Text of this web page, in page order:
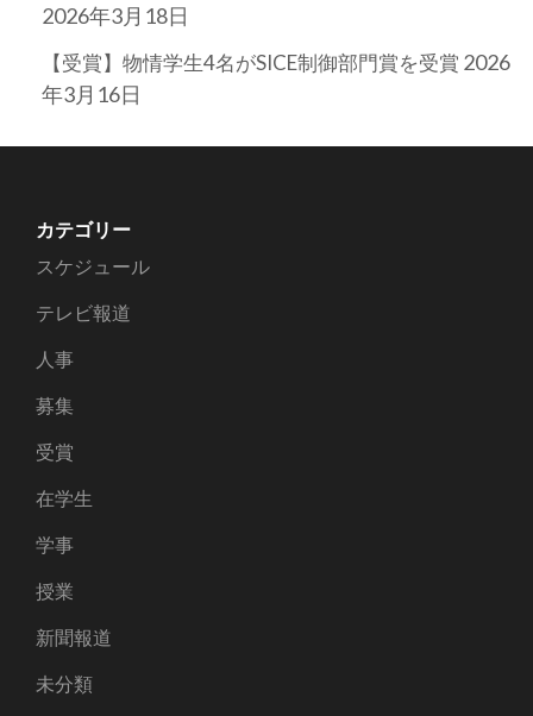
2026年3月18日
【受賞】物情学生4名がSICE制御部門賞を受賞 2026
年3月16日
カテゴリー
スケジュール
テレビ報道
人事
募集
受賞
在学生
学事
授業
新聞報道
未分類